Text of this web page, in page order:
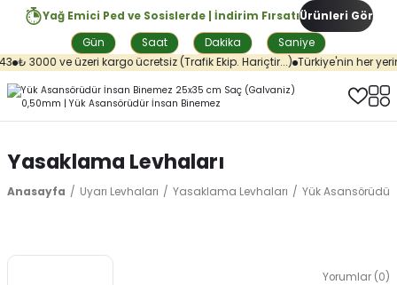
Yağ Emici Ped ve Sosislerde | İndirim Fırsatı
Gün
Saat Dakika Saniye
Ürünleri Gör
₺ 3000 ve üzeri kargo ücretsiz (Trafik Ekip. Hariçtir...) Türkiye'nin her
Yasaklama Levhaları
Anasayfa Uyarı Levhaları Yasaklama Levhaları Yük
Yorumlar (0)